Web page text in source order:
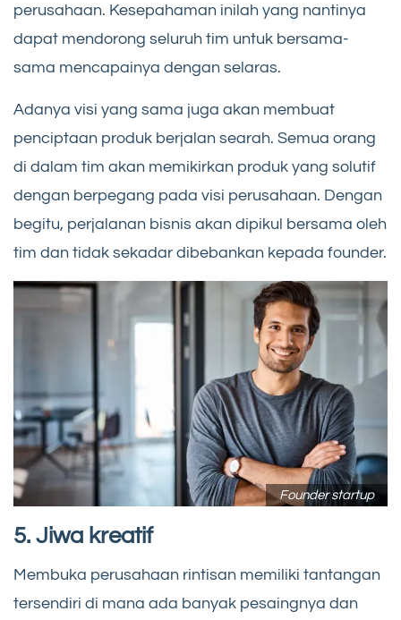
perusahaan. Kesepahaman inilah yang nantinya
dapat mendorong seluruh tim untuk bersama-
sama mencapainya dengan selaras.
Adanya visi yang sama juga akan membuat
penciptaan produk berjalan searah. Semua orang
di dalam tim akan memikirkan produk yang solutif
dengan berpegang pada visi perusahaan. Dengan
begitu, perjalanan bisnis akan dipikul bersama oleh
tim dan tidak sekadar dibebankan kepada founder.
Founder startup
5. Jiwa kreatif
Membuka perusahaan rintisan memiliki tantangan
tersendiri di mana ada banyak pesaingnya dan